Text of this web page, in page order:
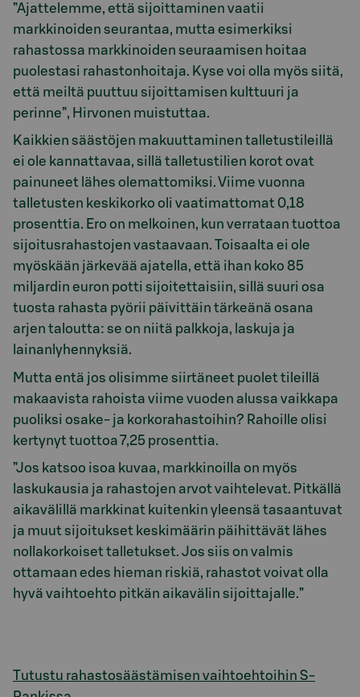
”Ajattelemme, että sijoittaminen vaatii
markkinoiden seurantaa, mutta esimerkiksi
rahastossa markkinoiden seuraamisen hoitaa
puolestasi rahastonhoitaja. Kyse voi olla myös siitä,
että meiltä puuttuu sijoittamisen kulttuuri ja
perinne”, Hirvonen muistuttaa.
Kaikkien säästöjen makuuttaminen talletustileillä
ei ole kannattavaa, sillä talletustilien korot ovat
painuneet lähes olemattomiksi. Viime vuonna
talletusten keskikorko oli vaatimattomat 0,18
prosenttia. Ero on melkoinen, kun verrataan tuottoa
sijoitusrahastojen vastaavaan. Toisaalta ei ole
myöskään järkevää ajatella, että ihan koko 85
miljardin euron potti sijoitettaisiin, sillä suuri osa
tuosta rahasta pyörii päivittäin tärkeänä osana
arjen taloutta: se on niitä palkkoja, laskuja ja
lainanlyhennyksiä.
Mutta entä jos olisimme siirtäneet puolet tileillä
makaavista rahoista viime vuoden alussa vaikkapa
puoliksi osake- ja korkorahastoihin? Rahoille olisi
kertynyt tuottoa 7,25 prosenttia.
”Jos katsoo isoa kuvaa, markkinoilla on myös
laskukausia ja rahastojen arvot vaihtelevat. Pitkällä
aikavälillä markkinat kuitenkin yleensä tasaantuvat
ja muut sijoitukset keskimäärin päihittävät lähes
nollakorkoiset talletukset. Jos siis on valmis
ottamaan edes hieman riskiä, rahastot voivat olla
hyvä vaihtoehto pitkän aikavälin sijoittajalle.”
Tutustu rahastosäästämisen vaihtoehtoihin S-